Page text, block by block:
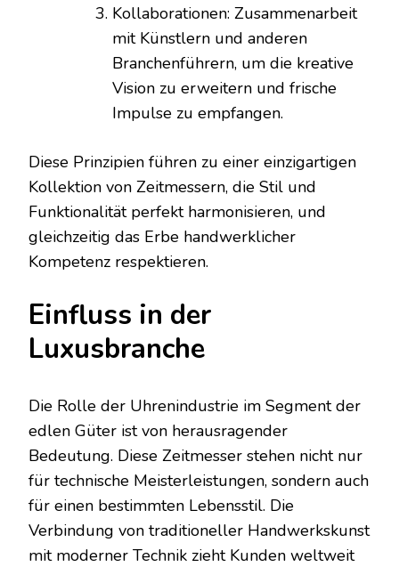
Kollaborationen: Zusammenarbeit
mit Künstlern und anderen
Branchenführern, um die kreative
Vision zu erweitern und frische
Impulse zu empfangen.
Diese Prinzipien führen zu einer einzigartigen
Kollektion von Zeitmessern, die Stil und
Funktionalität perfekt harmonisieren, und
gleichzeitig das Erbe handwerklicher
Kompetenz respektieren.
Einfluss in der
Luxusbranche
Die Rolle der Uhrenindustrie im Segment der
edlen Güter ist von herausragender
Bedeutung. Diese Zeitmesser stehen nicht nur
für technische Meisterleistungen, sondern auch
für einen bestimmten Lebensstil. Die
Verbindung von traditioneller Handwerkskunst
mit moderner Technik zieht Kunden weltweit